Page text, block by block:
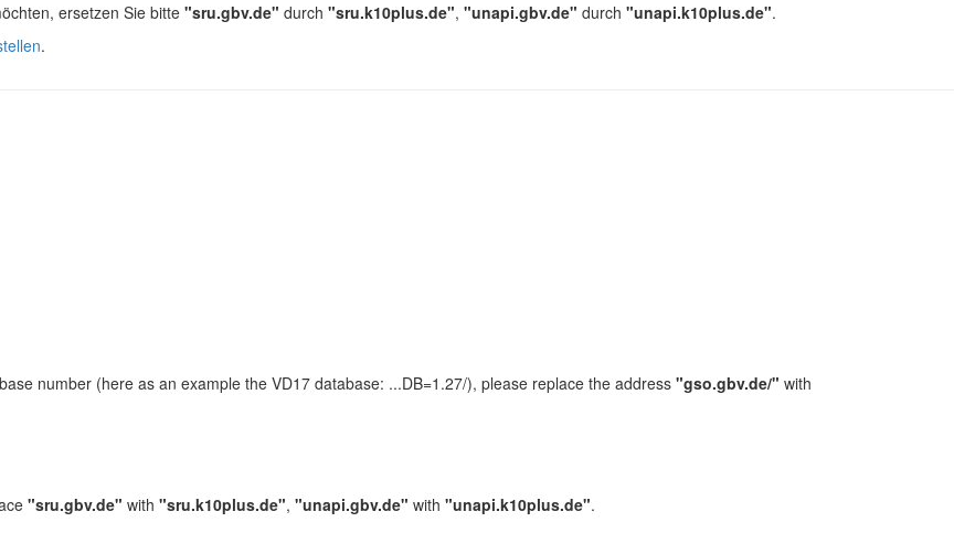
ersetzen Sie bitte "sru.gbv.de" durch "sru.k10plus.de", "unapi.gbv.de" durch "unapi.k10plus.de".
.
number (here as an example the VD17 database: ...DB=1.27/), please replace the address "gso.gbv.de/" with
"sru.gbv.de" with "sru.k10plus.de", "unapi.gbv.de" with "unapi.k10plus.de".